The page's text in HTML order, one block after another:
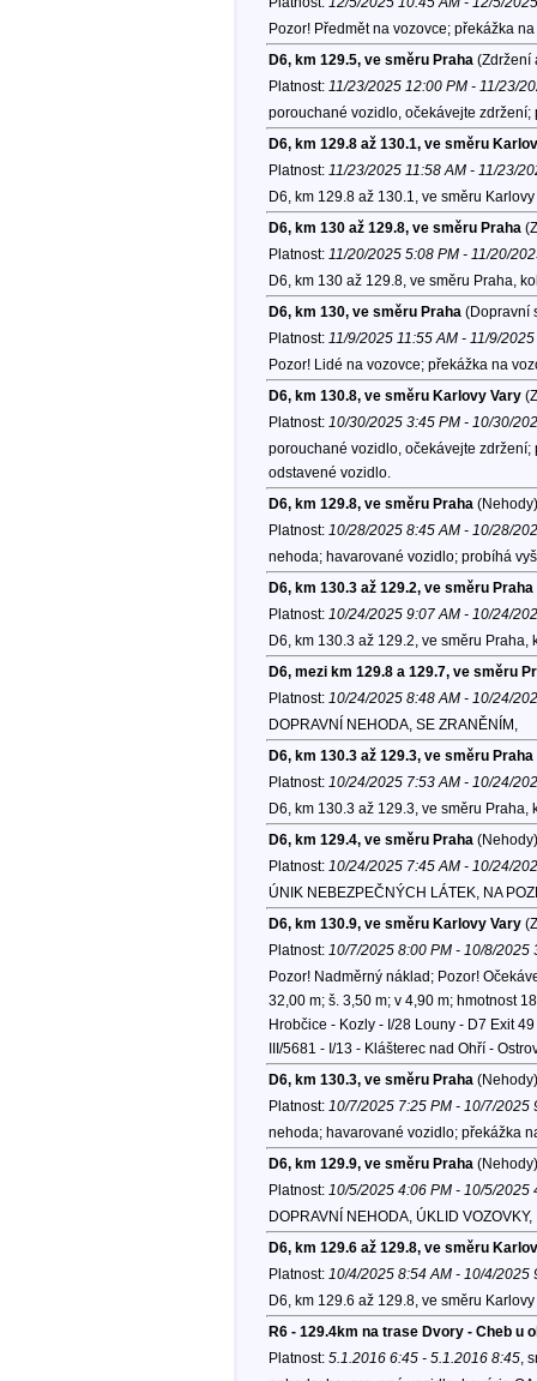
Pozor! Předmět na vozovce; překážka
D6, km 129.5, ve směru Praha (Zdržení
Platnost: 11/23/2025 12:00 PM - 11/23/
porouchané vozidlo, očekávejte
D6, km 129.8 až 130.1, ve směru
Platnost: 11/23/2025 11:58 AM - 11/23/
D6, km 129.8 až 130.1, ve směru
D6, km 130 až 129.8, ve směru Praha
Platnost: 11/20/2025 5:08 PM - 11/20/
D6, km 130 až 129.8, ve směru Praha,
D6, km 130, ve směru Praha (Dopravní
Platnost: 11/9/2025 11:55 AM - 11/9/
Pozor! Lidé na vozovce; překážka na
D6, km 130.8, ve směru Karlovy Vary
Platnost: 10/30/2025 3:45 PM - 10/30/
porouchané vozidlo, očekávejte
odstavené vozidlo.
D6, km 129.8, ve směru Praha (Nehody)
Platnost: 10/28/2025 8:45 AM - 10/28/
nehoda; havarované vozidlo; probíhá
D6, km 130.3 až 129.2, ve směru Praha
Platnost: 10/24/2025 9:07 AM - 10/24/
D6, km 130.3 až 129.2, ve směru Praha,
D6, mezi km 129.8 a 129.7, ve směru
Platnost: 10/24/2025 8:48 AM - 10/24/
DOPRAVNÍ NEHODA, SE ZRANĚNÍM,
D6, km 130.3 až 129.3, ve směru Praha
Platnost: 10/24/2025 7:53 AM - 10/24/
D6, km 130.3 až 129.3, ve směru Praha,
D6, km 129.4, ve směru Praha (Nehody)
Platnost: 10/24/2025 7:45 AM - 10/24/
ÚNIK NEBEZPEČNÝCH LÁTEK, NA
D6, km 130.9, ve směru Karlovy Vary
Platnost: 10/7/2025 8:00 PM - 10/8/2025
Pozor! Nadměrný náklad; Pozor!
32,00 m; š. 3,50 m; v 4,90 m; hmotnost
Hrobčice - Kozly - I/28 Louny - D7 Exit
III/5681 - I/13 - Klášterec nad Ohří -
D6, km 130.3, ve směru Praha (Nehody)
Platnost: 10/7/2025 7:25 PM - 10/7/2025
nehoda; havarované vozidlo; překážka
D6, km 129.9, ve směru Praha (Nehody)
Platnost: 10/5/2025 4:06 PM - 10/5/2025
DOPRAVNÍ NEHODA, ÚKLID VOZOVKY,
D6, km 129.6 až 129.8, ve směru
Platnost: 10/4/2025 8:54 AM - 10/4/2025
D6, km 129.6 až 129.8, ve směru
R6 - 129.4km na trase Dvory - Cheb u
Platnost: 5.1.2016 6:45 - 5.1.2016 8:45,